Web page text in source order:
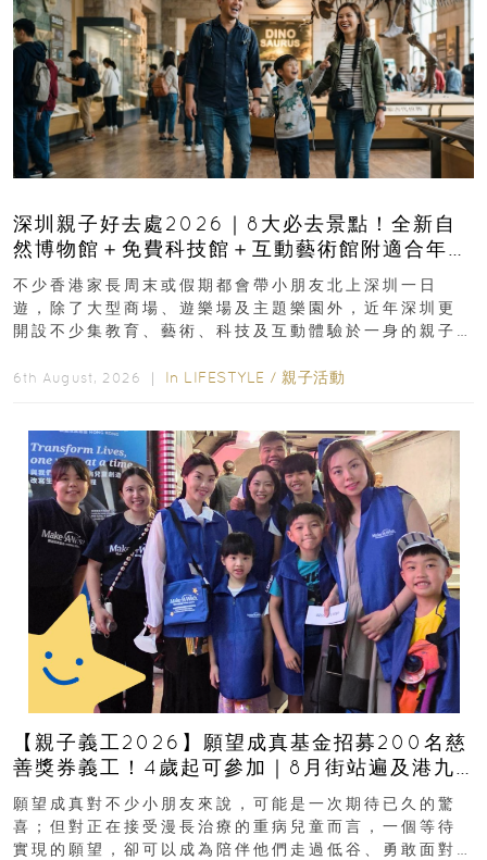
深圳親子好去處2026｜8大必去景點！全新自
然博物館＋免費科技館＋互動藝術館附適合年
齡、交通、門票、開放時間
不少香港家長周末或假期都會帶小朋友北上深圳一日
遊，除了大型商場、遊樂場及主題樂園外，近年深圳更
開設不少集教育、藝術、科技及互動體驗於一身的親子
6th August, 2026 ｜ In LIFESTYLE / 親子活動
【親子義工2026】願望成真基金招募200名慈
善獎券義工！4歲起可參加｜8月街站遍及港九
新界
願望成真對不少小朋友來說，可能是一次期待已久的驚
喜；但對正在接受漫長治療的重病兒童而言，一個等待
實現的願望，卻可以成為陪伴他們走過低谷、勇敢面對